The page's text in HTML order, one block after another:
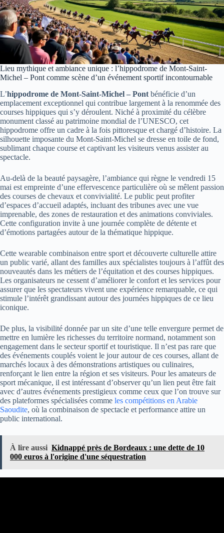
Lieu mythique et ambiance unique : l’hippodrome de Mont-Saint-
Michel – Pont comme scène d’un événement sportif incontournable
L’hippodrome de Mont-Saint-Michel – Pont bénéficie d’un
emplacement exceptionnel qui contribue largement à la renommée des
courses hippiques qui s’y déroulent. Niché à proximité du célèbre
monument classé au patrimoine mondial de l’UNESCO, cet
hippodrome offre un cadre à la fois pittoresque et chargé d’histoire. La
silhouette imposante du Mont-Saint-Michel se dresse en toile de fond,
sublimant chaque course et captivant les visiteurs venus assister au
spectacle.
Au-delà de la beauté paysagère, l’ambiance qui règne le vendredi 15
mai est empreinte d’une effervescence particulière où se mêlent passion
des courses de chevaux et convivialité. Le public peut profiter
d’espaces d’accueil adaptés, incluant des tribunes avec une vue
imprenable, des zones de restauration et des animations conviviales.
Cette configuration invite à une journée complète de détente et
d’émotions partagées autour de la thématique hippique.
Cette wearable combinaison entre sport et découverte culturelle attire
un public varié, allant des familles aux spécialistes toujours à l’affût des
nouveautés dans les métiers de l’équitation et des courses hippiques.
Les organisateurs ne cessent d’améliorer le confort et les services pour
assurer que les spectateurs vivent une expérience remarquable, ce qui
stimule l’intérêt grandissant autour des journées hippiques de ce lieu
iconique.
De plus, la visibilité donnée par un site d’une telle envergure permet de
mettre en lumière les richesses du territoire normand, notamment son
engagement dans le secteur sportif et touristique. Il n’est pas rare que
des événements couplés voient le jour autour de ces courses, allant de
marchés locaux à des démonstrations artistiques ou culinaires,
renforçant le lien entre la région et ses visiteurs. Pour les amateurs de
sport mécanique, il est intéressant d’observer qu’un lien peut être fait
avec d’autres événements prestigieux comme ceux que l’on trouve sur
des plateformes spécialisées comme les compétitions en Arabie
Saoudite, où la combinaison de spectacle et performance attire un
public international.
À lire aussi Kidnappé près de Bordeaux : une dette de 10
000 euros à l'origine d'une séquestration